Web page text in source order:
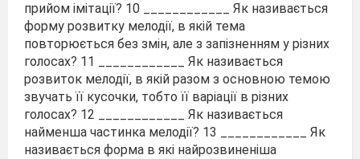
прийом імітації? 10 ____________ Як називається
форму розвитку мелодії, в якій тема
повторюється без змін, але з запізненням у різних
голосах? 11 ____________ Як називається
розвиток мелодії, в якій разом з основною темою
звучать її кусочки, тобто її варіації в різних
голосах? 12 ____________ Як називається
найменша частинка мелодії? 13 ____________ Як
називається форма в які найрозвиненіша